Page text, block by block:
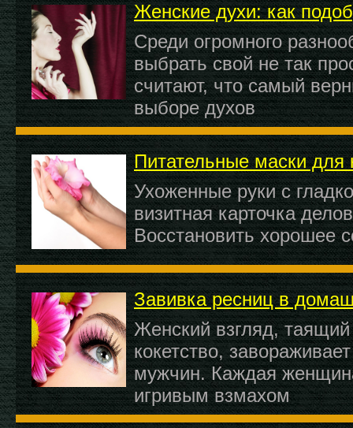
Женские духи: как
Среди огромного
выбрать свой не так
считают, что самый
выборе духов
Питательные маски для
Ухоженные руки с
визитная карточка
Восстановить хорошее
Завивка ресниц в
Женский взгляд, таящий
кокетство,
мужчин. Каждая
игривым взмахом